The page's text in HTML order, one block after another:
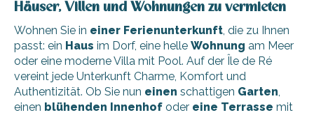
Häuser, Villen und Wohnungen zu vermieten
Wohnen Sie in einer Ferienunterkunft, die zu Ihnen
passt: ein Haus im Dorf, eine helle Wohnung am Meer
oder eine moderne Villa mit Pool. Auf der Île de Ré
vereint jede Unterkunft Charme, Komfort und
Authentizität. Ob Sie nun einen schattigen Garten,
einen blühenden Innenhof oder eine Terrasse mit